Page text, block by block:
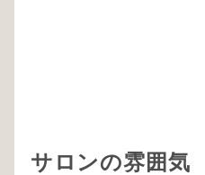
サロンの雰囲気